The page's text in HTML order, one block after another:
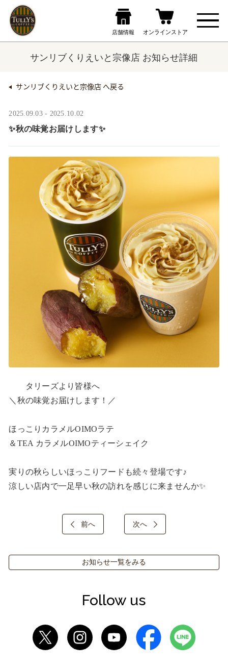
サンリブくりえいと宗像店 お知らせ詳細
サンリブくりえいと宗像店 へ戻る
2025.09.03 - 2025.10.02
✨秋の味覚お届けします✨
タリーズより皆様へ
＼秋の味覚お届けします！／
ほっこりカラメルOIMOラテ
＆TEA カラメルOIMOティーシェイク
実りの秋らしいほっこりフードも続々登場です♪
涼しい店内で一足早い秋の訪れを感じに来ませんか✨
前へ 次へ
お知らせ一覧をみる
Follow us